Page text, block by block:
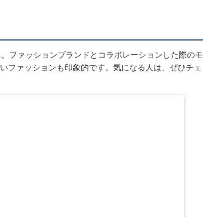
ファッションブランドとコラボレーションした際のモ
ファッションも印象的です。気になる人は、ぜひチェ